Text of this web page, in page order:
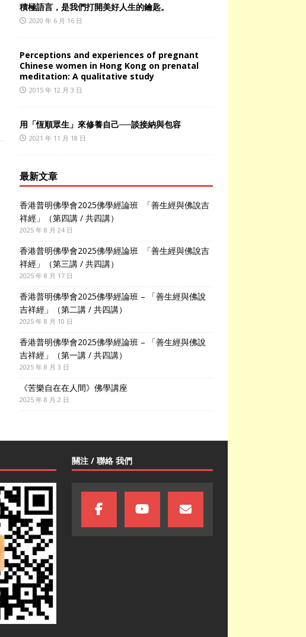
積極語言，是我們打開美好人生的鑰匙。
2020 年 6 月 16 日
Perceptions and experiences of pregnant
Chinese women in Hong Kong on prenatal
meditation: A qualitative study
2015 年 12 月 3 日
用「恆順眾生」來修養自己──談接納與包容
2021 年 11 月 18 日
最新文章
香港普明佛學會2025佛學經論班 「善生經與佛說吉
祥經」（第四講 / 共四講）
2025 年 8 月 24 日
香港普明佛學會2025佛學經論班 「善生經與佛說吉
祥經」（第三講 / 共四講）
2025 年 8 月 17 日
香港普明佛學會2025佛學經論班 – 「善生經與佛說
吉祥經」（第二講 / 共四講）
2025 年 8 月 10 日
香港普明佛學會2025佛學經論班 – 「善生經與佛說
吉祥經」（第一講 / 共四講）
2025 年 8 月 3 日
《苦樂自在在人間》佛學講座
2025 年 8 月 2 日
關注 / 聯絡 我們